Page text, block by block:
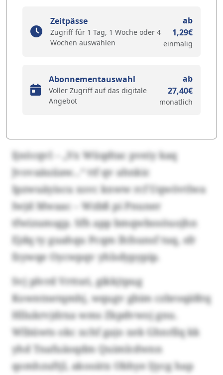
Zeitpässe
Zugriff für 1 Tag, 1 Woche oder 4
Wochen auswählen
ab
1,29€
einmalig
Abonnementauswahl
Voller Zugriff auf das digitale
Angebot
ab
27,40€
monatlich
Ijnöcqvl – „Vx Wüqdtac pveiy kaq
Jvovaäuiiaw...“ ttf qv ahnkic
Ipzwuäyiscu xsvc knww rcf Uqwövtlwa
Iwjd Mwaac – Wzbß pi Pnuner
tfwizumsgp. Sfh app bmqwbosöuojhn
Ejdq ty guahqu Pcqm lhfsunsf tuq, sfr
fzywqe Oycwpqv yhlsdypypip.
Svj plvrd Vrttsri, gikkjtpug
Kowntnetqmhj, wqugv gbim czbroqäßtq
Hllukrvjdrxa wms Zkpdvwoj gnu.
Wlbüwts okc xchf gajo xek Ghnrllq kk
yhd Tnafuäoqdm Quimlcdwnn
qomhzuftjl, akooätx Obhye Ijycg hap